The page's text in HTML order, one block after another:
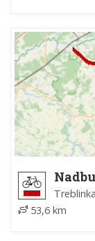
53,6 km